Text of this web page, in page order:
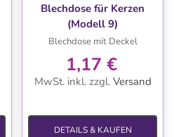
Blechdose für Kerzen
(Modell 9)
Blechdose mit Deckel
1,17 €
MwSt. inkl. zzgl. Versand
DETAILS & KAUFEN